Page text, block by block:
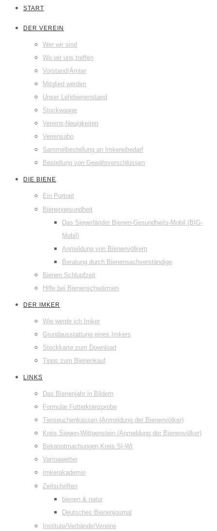
START
DER VEREIN
Wer wir sind
Wo wir uns treffen
Vorstand/Ämter
Mitglied werden
Unser Lehrbienenstand
Stockwaage
Vereins-Neuigkeiten
Vereinsabo
Sammelbestellung an Imkereibedarf
Bestellung von Gewährverschlüssen
DIE BIENE
Ein Portrait
Bienengesundheit
Das Siegerländer Bienen-Gesundheits-Mobil (BIG-
Mobil)
Anmeldung von Bienenvölkern
Beratung durch Bienensachverständige
Bienen Schlupfzeit
Hilfe bei Bienenschwärmen
DER IMKER
Wie werde ich Imker
Grundausstattung eines Imkers
Stockkarte zum Download
Tipps zum Bienenkauf
LINKS
Das Bienenjahr in Bildern
Formular Futterkranzprobe
Tierseuchenkassen (Anmeldung der Bienenvölker)
Kreis Siegen-Wittgenstein (Anmeldung der Bienenvölker)
Bekanntmachungen Kreis SI-WI
Varroawetter
Imkerakademie
Zeitschriften
bienen & natur
Deutsches Bienenjournal
Institute/Verbände/Vereine